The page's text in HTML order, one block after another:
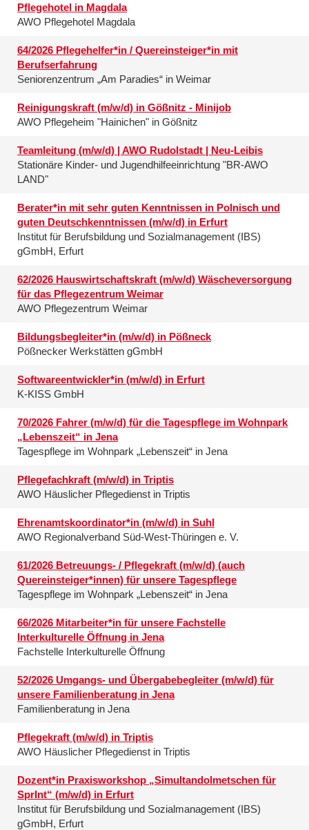
Pflegehotel in Magdala
AWO Pflegehotel Magdala
64/2026 Pflegehelfer*in / Quereinsteiger*in mit
Berufserfahrung
Seniorenzentrum „Am Paradies“ in Weimar
Reinigungskraft (m/w/d) in Gößnitz - Minijob
AWO Pflegeheim "Hainichen" in Gößnitz
Teamleitung (m/w/d) | AWO Rudolstadt | Neu-Leibis
Stationäre Kinder- und Jugendhilfeeinrichtung "BR-AWO
LAND"
Berater*in mit sehr guten Kenntnissen in Polnisch und
guten Deutschkenntnissen (m/w/d) in Erfurt
Institut für Berufsbildung und Sozialmanagement (IBS)
gGmbH, Erfurt
62/2026 Hauswirtschaftskraft (m/w/d) Wäscheversorgung
für das Pflegezentrum Weimar
AWO Pflegezentrum Weimar
Bildungsbegleiter*in (m/w/d) in Pößneck
Pößnecker Werkstätten gGmbH
Softwareentwickler*in (m/w/d) in Erfurt
K-KISS GmbH
70/2026 Fahrer (m/w/d) für die Tagespflege im Wohnpark
„Lebenszeit“ in Jena
Tagespflege im Wohnpark „Lebenszeit“ in Jena
Pflegefachkraft (m/w/d) in Triptis
AWO Häuslicher Pflegedienst in Triptis
Ehrenamtskoordinator*in (m/w/d) in Suhl
AWO Regionalverband Süd-West-Thüringen e. V.
61/2026 Betreuungs- / Pflegekraft (m/w/d) (auch
Quereinsteiger*innen) für unsere Tagespflege
Tagespflege im Wohnpark „Lebenszeit“ in Jena
66/2026 Mitarbeiter*in für unsere Fachstelle
Interkulturelle Öffnung in Jena
Fachstelle Interkulturelle Öffnung
52/2026 Umgangs- und Übergabebegleiter (m/w/d) für
unsere Familienberatung in Jena
Familienberatung in Jena
Pflegekraft (m/w/d) in Triptis
AWO Häuslicher Pflegedienst in Triptis
Dozent*in Praxisworkshop „Simultandolmetschen für
SprInt“ (m/w/d) in Erfurt
Institut für Berufsbildung und Sozialmanagement (IBS)
gGmbH, Erfurt